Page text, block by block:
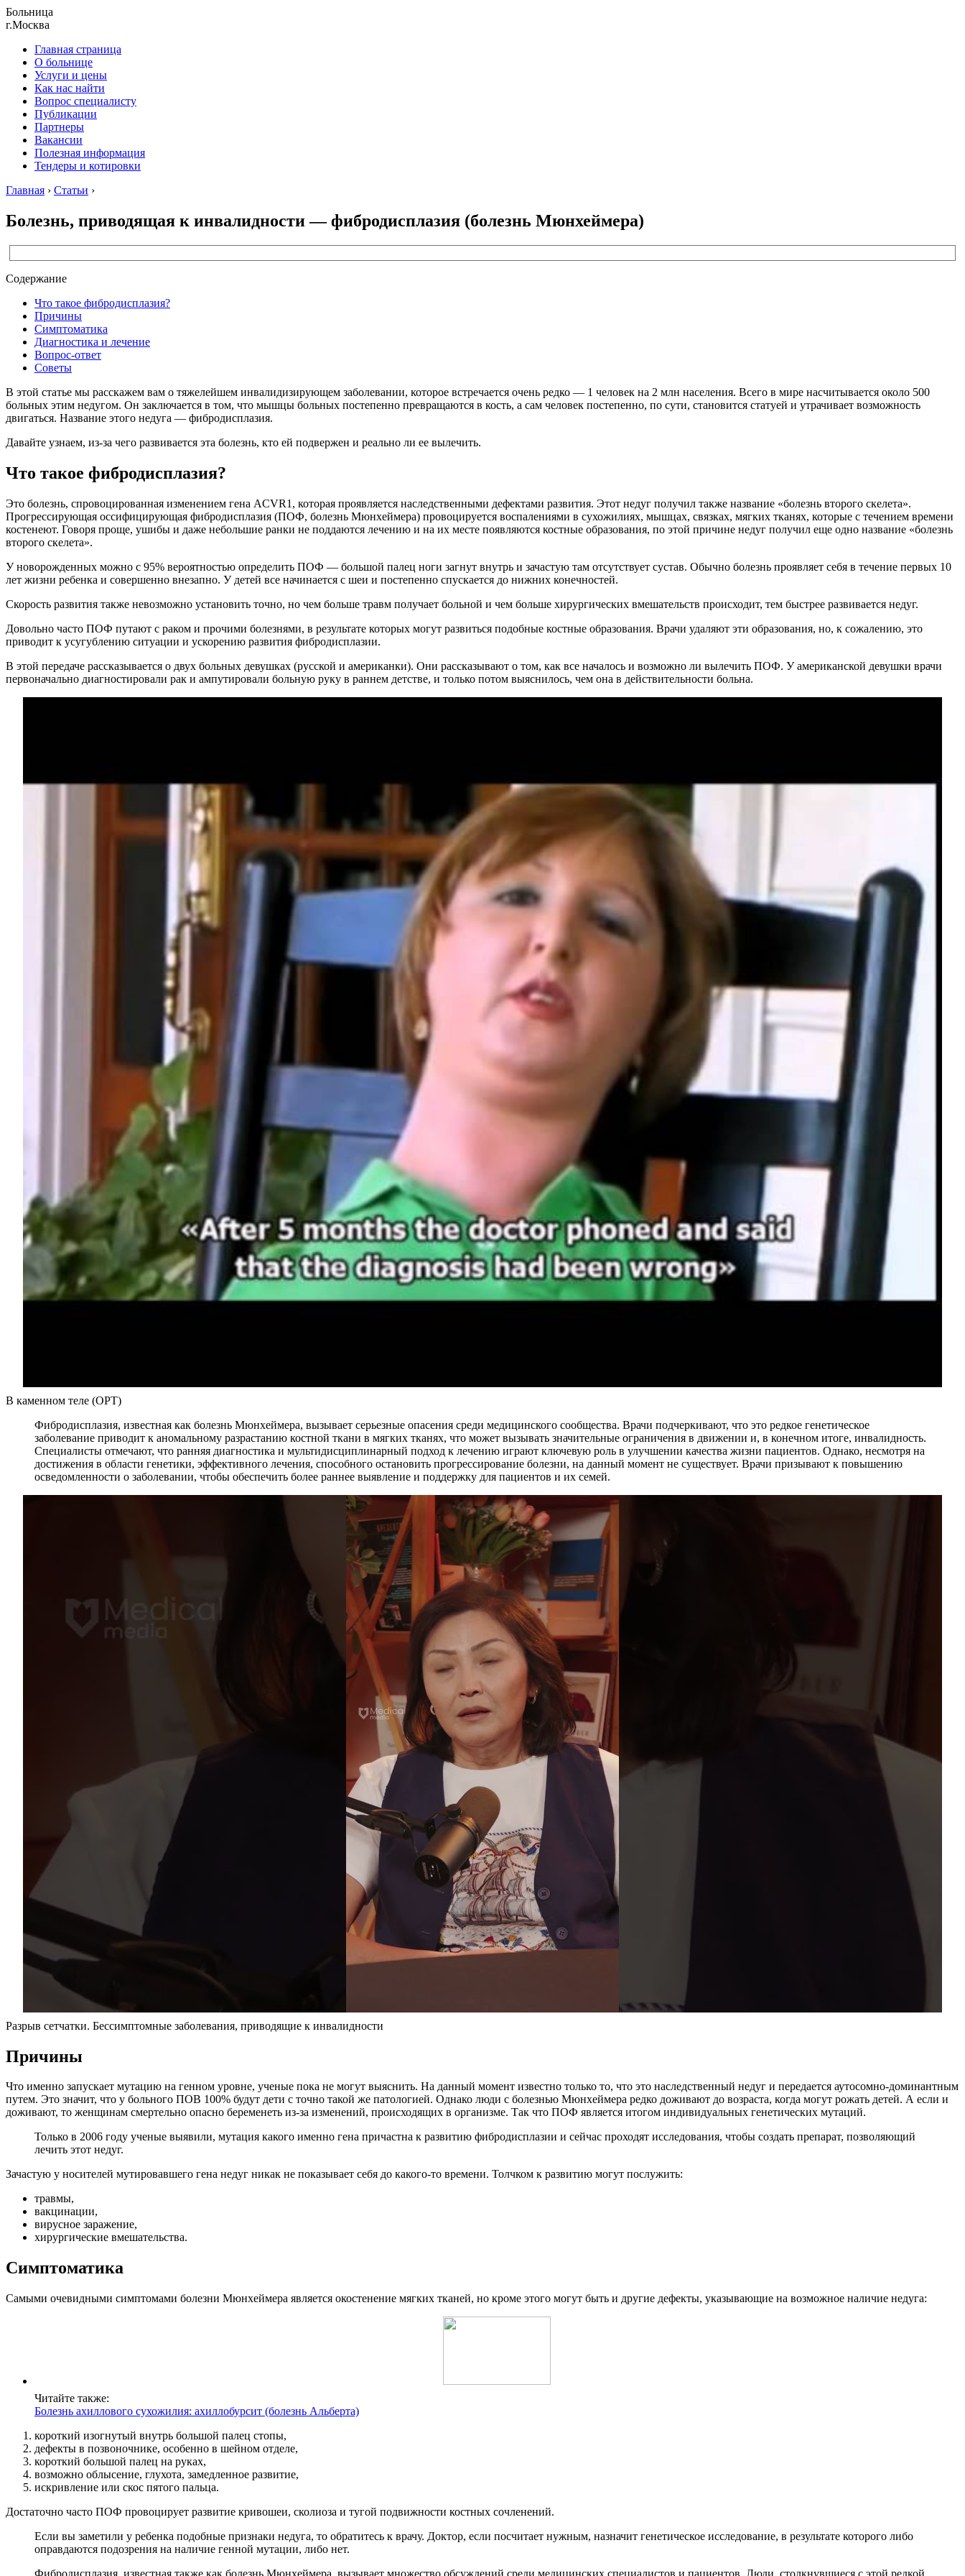
Больница
г.Москва
Главная страница
О больнице
Услуги и цены
Как нас найти
Вопрос специалисту
Публикации
Партнеры
Вакансии
Полезная информация
Тендеры и котировки
Главная › Статьи ›
Болезнь, приводящая к инвалидности — фибродисплазия (болезнь Мюнхеймера)
Содержание
Что такое фибродисплазия?
Причины
Симптоматика
Диагностика и лечение
Вопрос-ответ
Советы
В этой статье мы расскажем вам о тяжелейшем инвалидизирующем заболевании, которое встречается очень редко — 1 человек на 2 млн населения. Всего в мире насчитывается около 500
больных этим недугом. Он заключается в том, что мышцы больных постепенно превращаются в кость, а сам человек постепенно, по сути, становится статуей и утрачивает возможность
двигаться. Название этого недуга — фибродисплазия.
Давайте узнаем, из-за чего развивается эта болезнь, кто ей подвержен и реально ли ее вылечить.
Что такое фибродисплазия?
Это болезнь, спровоцированная изменением гена ACVR1, которая проявляется наследственными дефектами развития. Этот недуг получил также название «болезнь второго скелета».
Прогрессирующая оссифицирующая фибродисплазия (ПОФ, болезнь Мюнхеймера) провоцируется воспалениями в сухожилиях, мышцах, связках, мягких тканях, которые с течением времени
костенеют. Говоря проще, ушибы и даже небольшие ранки не поддаются лечению и на их месте появляются костные образования, по этой причине недуг получил еще одно название «болезнь
второго скелета».
У новорожденных можно с 95% вероятностью определить ПОФ — большой палец ноги загнут внутрь и зачастую там отсутствует сустав. Обычно болезнь проявляет себя в течение первых 10
лет жизни ребенка и совершенно внезапно. У детей все начинается с шеи и постепенно спускается до нижних конечностей.
Скорость развития также невозможно установить точно, но чем больше травм получает больной и чем больше хирургических вмешательств происходит, тем быстрее развивается недуг.
Довольно часто ПОФ путают с раком и прочими болезнями, в результате которых могут развиться подобные костные образования. Врачи удаляют эти образования, но, к сожалению, это
приводит к усугублению ситуации и ускорению развития фибродисплазии.
В этой передаче рассказывается о двух больных девушках (русской и американки). Они рассказывают о том, как все началось и возможно ли вылечить ПОФ. У американской девушки врачи
первоначально диагностировали рак и ампутировали больную руку в раннем детстве, и только потом выяснилось, чем она в действительности больна.
В каменном теле (ОРТ)
Фибродисплазия, известная как болезнь Мюнхеймера, вызывает серьезные опасения среди медицинского сообщества. Врачи подчеркивают, что это редкое генетическое
заболевание приводит к аномальному разрастанию костной ткани в мягких тканях, что может вызывать значительные ограничения в движении и, в конечном итоге, инвалидность.
Специалисты отмечают, что ранняя диагностика и мультидисциплинарный подход к лечению играют ключевую роль в улучшении качества жизни пациентов. Однако, несмотря на
достижения в области генетики, эффективного лечения, способного остановить прогрессирование болезни, на данный момент не существует. Врачи призывают к повышению
осведомленности о заболевании, чтобы обеспечить более раннее выявление и поддержку для пациентов и их семей.
Разрыв сетчатки. Бессимптомные заболевания, приводящие к инвалидности
Причины
Что именно запускает мутацию на генном уровне, ученые пока не могут выяснить. На данный момент известно только то, что это наследственный недуг и передается аутосомно-доминантным
путем. Это значит, что у больного ПОВ 100% будут дети с точно такой же патологией. Однако люди с болезнью Мюнхеймера редко доживают до возраста, когда могут рожать детей. А если и
доживают, то женщинам смертельно опасно беременеть из-за изменений, происходящих в организме. Так что ПОФ является итогом индивидуальных генетических мутаций.
Только в 2006 году ученые выявили, мутация какого именно гена причастна к развитию фибродисплазии и сейчас проходят исследования, чтобы создать препарат, позволяющий
лечить этот недуг.
Зачастую у носителей мутировавшего гена недуг никак не показывает себя до какого-то времени. Толчком к развитию могут послужить:
травмы,
вакцинации,
вирусное заражение,
хирургические вмешательства.
Симптоматика
Самыми очевидными симптомами болезни Мюнхеймера является окостенение мягких тканей, но кроме этого могут быть и другие дефекты, указывающие на возможное наличие недуга:
Читайте также:
Болезнь ахиллового сухожилия: ахиллобурсит (болезнь Альберта)
короткий изогнутый внутрь большой палец стопы,
дефекты в позвоночнике, особенно в шейном отделе,
короткий большой палец на руках,
возможно облысение, глухота, замедленное развитие,
искривление или скос пятого пальца.
Достаточно часто ПОФ провоцирует развитие кривошеи, сколиоза и тугой подвижности костных сочленений.
Если вы заметили у ребенка подобные признаки недуга, то обратитесь к врачу. Доктор, если посчитает нужным, назначит генетическое исследование, в результате которого либо
оправдаются подозрения на наличие генной мутации, либо нет.